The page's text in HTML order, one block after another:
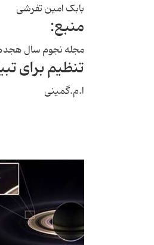
بابک امین تفرشی
منبع:
مجله نجوم سال
تنظیم برای
ا.م.گمینی